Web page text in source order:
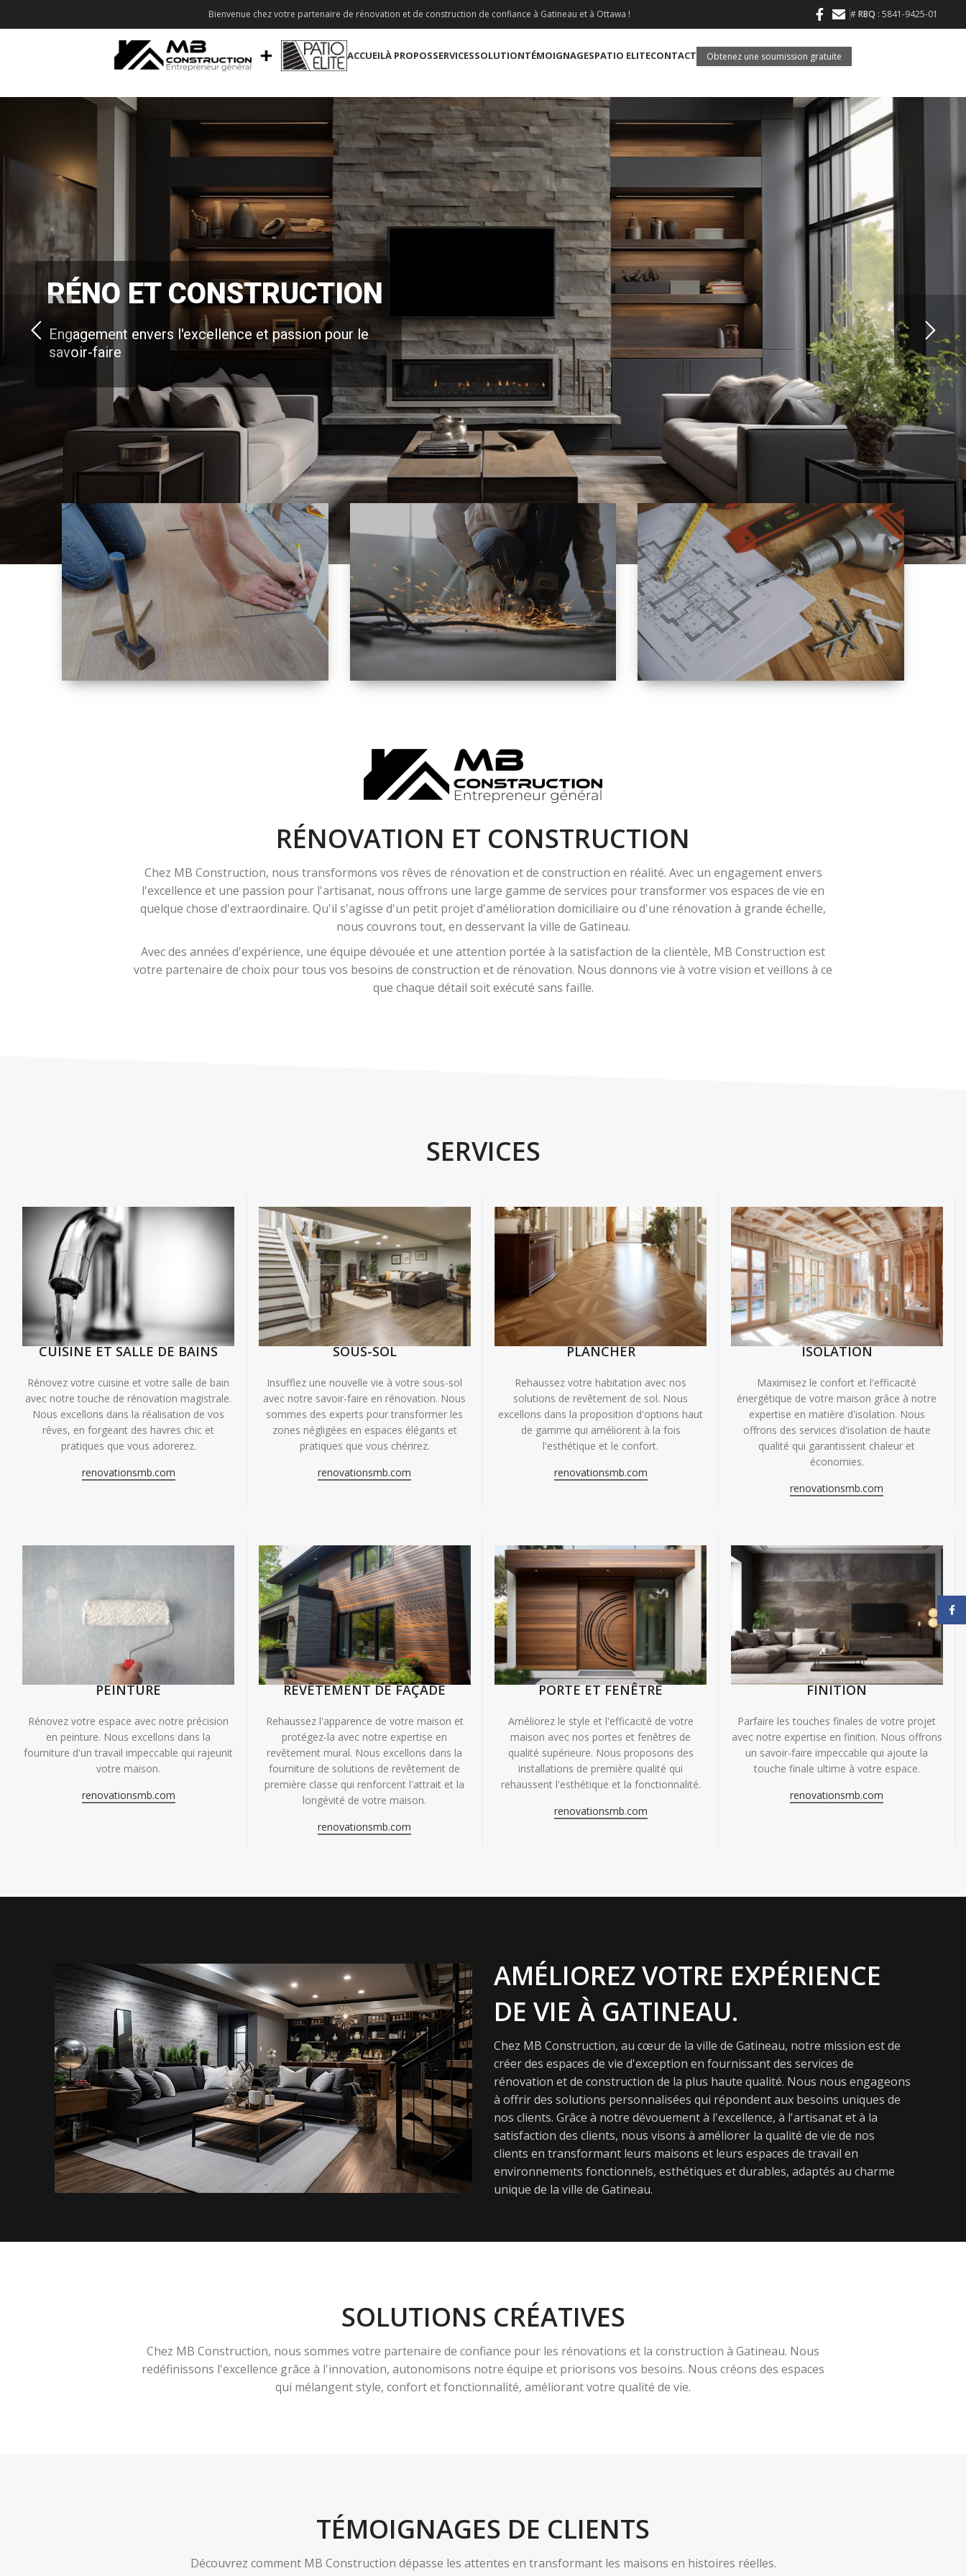
Bienvenue chez votre partenaire de rénovation et de construction de confiance à Gatineau et à Ottawa ! #RBQ : 5841-9425-01
ACCUEILÀ PROPOSSERVICESSOLUTIONTÉMOIGNAGESPATIO ELITECONTACT Obtenez une soumission gratuite
Engagement envers l'excellence et passion pour le
savoir-faire
RÉNO ET CONSTRUCTION
INTÉRIEURE ET
EXTÉRIEURE
RÉNOVATION ET CONSTRUCTION
Chez MB Construction, nous transformons vos rêves de rénovation et de construction en réalité. Avec un engagement envers
l'excellence et une passion pour l'artisanat, nous offrons une large gamme de services pour transformer vos espaces de vie en
quelque chose d'extraordinaire. Qu'il s'agisse d'un petit projet d'amélioration domiciliaire ou d'une rénovation à grande échelle,
nous couvrons tout, en desservant la ville de Gatineau.
Avec des années d'expérience, une équipe dévouée et une attention portée à la satisfaction de la clientèle, MB Construction est
votre partenaire de choix pour tous vos besoins de construction et de rénovation. Nous donnons vie à votre vision et veillons à ce
que chaque détail soit exécuté sans faille.
SERVICES
CUISINE ET SALLE DE BAINS
Rénovez votre cuisine et votre salle de bain
avec notre touche de rénovation magistrale.
Nous excellons dans la réalisation de vos
rêves, en forgeant des havres chic et
pratiques que vous adorerez.
renovationsmb.com
SOUS-SOL
Insufflez une nouvelle vie à votre sous-sol
avec notre savoir-faire en rénovation. Nous
sommes des experts pour transformer les
zones négligées en espaces élégants et
pratiques que vous chérirez.
renovationsmb.com
PLANCHER
Rehaussez votre habitation avec nos
solutions de revêtement de sol. Nous
excellons dans la proposition d'options haut
de gamme qui améliorent à la fois
l'esthétique et le confort.
renovationsmb.com
ISOLATION
Maximisez le confort et l'efficacité
énergétique de votre maison grâce à notre
expertise en matière d'isolation. Nous
offrons des services d'isolation de haute
qualité qui garantissent chaleur et
économies.
renovationsmb.com
PEINTURE
Rénovez votre espace avec notre précision
en peinture. Nous excellons dans la
fourniture d'un travail impeccable qui rajeunit
votre maison.
renovationsmb.com
REVÊTEMENT DE FAÇADE
Rehaussez l'apparence de votre maison et
protégez-la avec notre expertise en
revêtement mural. Nous excellons dans la
fourniture de solutions de revêtement de
première classe qui renforcent l'attrait et la
longévité de votre maison.
renovationsmb.com
PORTE ET FENÊTRE
Améliorez le style et l'efficacité de votre
maison avec nos portes et fenêtres de
qualité supérieure. Nous proposons des
installations de première qualité qui
rehaussent l'esthétique et la fonctionnalité.
renovationsmb.com
FINITION
Parfaire les touches finales de votre projet
avec notre expertise en finition. Nous offrons
un savoir-faire impeccable qui ajoute la
touche finale ultime à votre espace.
renovationsmb.com
AMÉLIOREZ VOTRE EXPÉRIENCE
DE VIE À GATINEAU.
Chez MB Construction, au cœur de la ville de Gatineau, notre mission est de
créer des espaces de vie d'exception en fournissant des services de
rénovation et de construction de la plus haute qualité. Nous nous engageons
à offrir des solutions personnalisées qui répondent aux besoins uniques de
nos clients. Grâce à notre dévouement à l'excellence, à l'artisanat et à la
satisfaction des clients, nous visons à améliorer la qualité de vie de nos
clients en transformant leurs maisons et leurs espaces de travail en
environnements fonctionnels, esthétiques et durables, adaptés au charme
unique de la ville de Gatineau.
SOLUTIONS CRÉATIVES
Chez MB Construction, nous sommes votre partenaire de confiance pour les rénovations et la construction à Gatineau. Nous
redéfinissons l'excellence grâce à l'innovation, autonomisons notre équipe et priorisons vos besoins. Nous créons des espaces
qui mélangent style, confort et fonctionnalité, améliorant votre qualité de vie.
TÉMOIGNAGES DE CLIENTS
Découvrez comment MB Construction dépasse les attentes en transformant les maisons en histoires réelles.